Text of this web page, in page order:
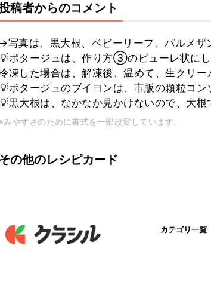
稿者からのコメント
→写真は、黒大根、ベビーリーフ、パルメザ
ポタージュは、作り方③のピューレ状にし
凍した場合は、解凍後、温めて、生クリー
ポタージュのブイヨンは、市販の顆粒コン
黒大根は、なかなか見かけないので、大根
みやすさのために書式を一部改変しています。
の他のレシピカード
カテゴリ一覧